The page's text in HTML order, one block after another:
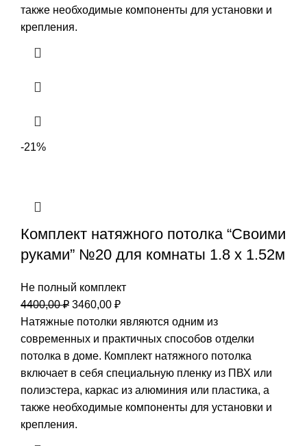
также необходимые компоненты для установки и
крепления.
-21%
Комплект натяжного потолка “Своими
руками” №20 для комнаты 1.8 х 1.52м
Не полный комплект
4400,00₽ Первоначальная
цена
составляла
4400,00 ₽.
3460,00 ₽Текущая
цена:
3460,00 ₽.
Натяжные потолки являются одним из
современных и практичных способов отделки
потолка в доме. Комплект натяжного потолка
включает в себя специальную пленку из ПВХ или
полиэстера, каркас из алюминия или пластика, а
также необходимые компоненты для установки и
крепления.